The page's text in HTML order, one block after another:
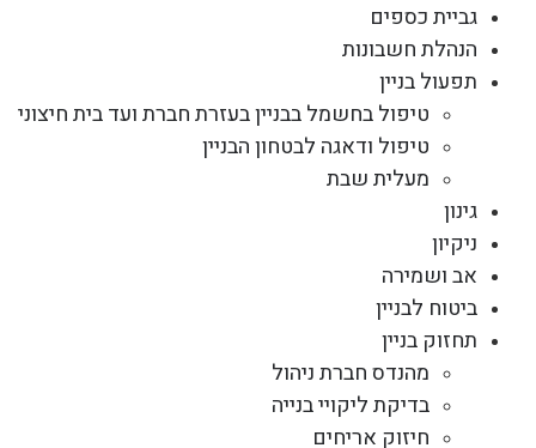
גביית כספים
הנהלת חשבונות
תפעול בניין
טיפול בחשמל בבניין בעזרת חברת ועד בית חיצוני
טיפול ודאגה לבטחון הבניין
מעלית שבת
גינון
ניקיון
אב ושמירה
ביטוח לבניין
תחזוק בניין
מהנדס חברת ניהול
בדיקת ליקויי בנייה
חיזוק אריחים